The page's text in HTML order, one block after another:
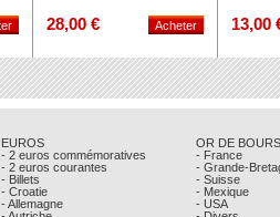
28,00 € 13,00
EUROS
- 2 euros commémoratives
- 2 euros courantes
- Billets
- Croatie
- Allemagne
OR DE
- France
- Grande-
- Suisse
- Mexique
- USA